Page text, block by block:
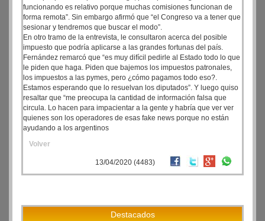
funcionando es relativo porque muchas comisiones funcionan de
forma remota”. Sin embargo afirmó que “el Congreso va a tener que
sesionar y tendremos que buscar el modo”.
En otro tramo de la entrevista, le consultaron acerca del posible
impuesto que podría aplicarse a las grandes fortunas del país.
Fernández remarcó que “es muy difícil pedirle al Estado todo lo que
le piden que haga. Piden que bajemos los impuestos patronales,
los impuestos a las pymes, pero ¿cómo pagamos todo eso?.
Estamos esperando que lo resuelvan los diputados”. Y luego quiso
resaltar que “me preocupa la cantidad de información falsa que
circula. Lo hacen para impacientar a la gente y habría que ver ver
quienes son los operadores de esas fake news porque no están
ayudando a los argentinos
Volver
13/04/2020 (4483)
Destacados